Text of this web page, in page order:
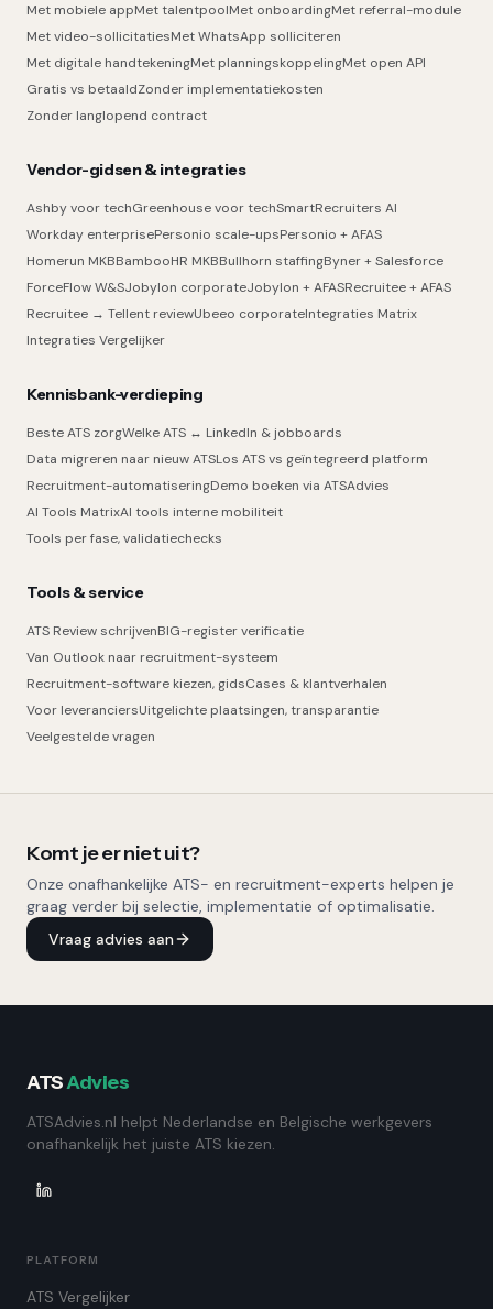
Met mobiele appMet talentpoolMet onboardingMet referral-module
Met video-sollicitatiesMet WhatsApp solliciteren
Met digitale handtekeningMet planningskoppelingMet open API
Gratis vs betaaldZonder implementatiekosten
Zonder langlopend contract
Vendor-gidsen & integraties
Ashby voor techGreenhouse voor techSmartRecruiters AI
Workday enterprisePersonio scale-upsPersonio + AFAS
Homerun MKBBambooHR MKBBullhorn staffingByner + Salesforce
ForceFlow W&SJobylon corporateJobylon + AFASRecruitee + AFAS
Recruitee → Tellent reviewUbeeo corporateIntegraties Matrix
Integraties Vergelijker
Kennisbank-verdieping
Beste ATS zorgWelke ATS ↔ LinkedIn & jobboards
Data migreren naar nieuw ATSLos ATS vs geïntegreerd platform
Recruitment-automatiseringDemo boeken via ATSAdvies
AI Tools MatrixAI tools interne mobiliteit
Tools per fase, validatiechecks
Tools & service
ATS Review schrijvenBIG-register verificatie
Van Outlook naar recruitment-systeem
Recruitment-software kiezen, gidsCases & klantverhalen
Voor leveranciersUitgelichte plaatsingen, transparantie
Veelgestelde vragen
Komt je er niet uit?
Onze onafhankelijke ATS- en recruitment-experts helpen je
graag verder bij selectie, implementatie of optimalisatie.
Vraag advies aan
ATSAdvies
ATSAdvies.nl helpt Nederlandse en Belgische werkgevers
onafhankelijk het juiste ATS kiezen.
PLATFORM
ATS Vergelijker